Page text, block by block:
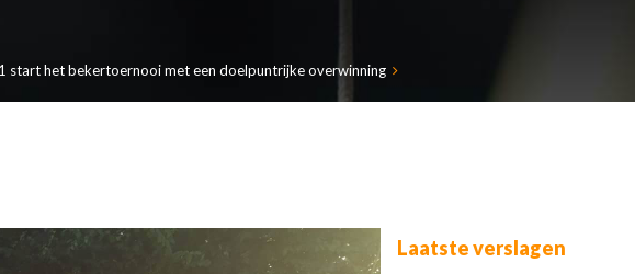
start het bekertoernooi met een doelpuntrijke overwinning
Laatste verslagen